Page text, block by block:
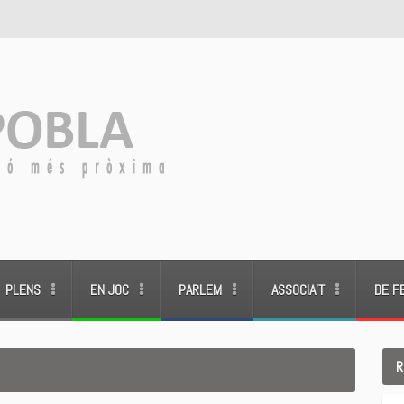
PLENS EN JOC PARLEM ASSOCIA’T DE